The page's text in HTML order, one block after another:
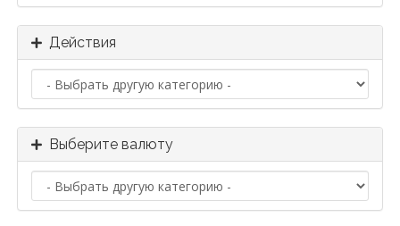
Действия
Выберите валюту